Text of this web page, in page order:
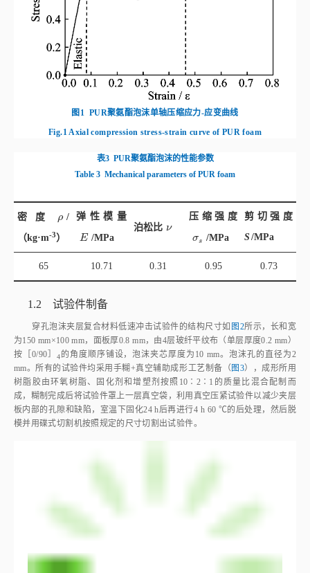
图1 PUR聚氨酯泡沫单轴压缩应力-应变曲线
Fig.1Axial compression stress-strain curve of PUR foam
表3 PUR聚氨酯泡沫的性能参数
Table 3 Mechanical parameters of PUR foam
密度 ρ
ρ /
（kg·m-3）
弹性模量
E
E /MPa
泊松比 ν
ν
压缩强度
σs
σs /MPa
剪切强度
S /MPa
65 10.71 0.31 0.95 0.73
1.2 试验件制备
穿孔泡沫夹层复合材料低速冲击试验件的结构尺寸如 图2所示，长和宽
为150 mm×100 mm，面板厚0.8 mm，由4层玻纤平纹布（单层厚度0.2 mm）
按［0/90］
4的角度顺序铺设，泡沫夹芯厚度为10 mm。泡沫孔的直径为2
mm。所有的试验件均采用手糊+真空辅助成形工艺制备（图3），成形所用
树脂胶由环氧树脂、固化剂和增塑剂按照10∶2∶1的质量比混合配制而
成，糊制完成后将试验件罩上一层真空袋，利用真空压紧试验件以减少夹层
板内部的孔隙和缺陷，室温下固化24 h后再进行4 h 60 ℃的后处理，然后脱
模并用碟式切割机按照规定的尺寸切割出试验件。